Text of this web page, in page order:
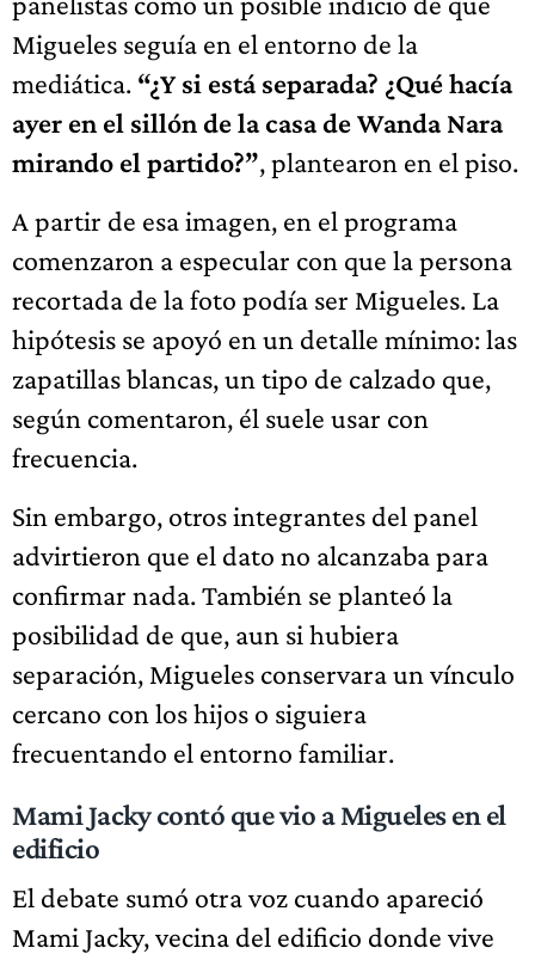
Migueles seguía en el entorno de la
mediática. “¿Y si está separada? ¿Qué hacía
ayer en el sillón de la casa de Wanda Nara
mirando el partido?”, plantearon en el piso.
A partir de esa imagen, en el programa
comenzaron a especular con que la persona
recortada de la foto podía ser Migueles. La
hipótesis se apoyó en un detalle mínimo: las
zapatillas blancas, un tipo de calzado que,
según comentaron, él suele usar con
frecuencia.
Sin embargo, otros integrantes del panel
advirtieron que el dato no alcanzaba para
confirmar nada. También se planteó la
posibilidad de que, aun si hubiera
separación, Migueles conservara un vínculo
cercano con los hijos o siguiera
frecuentando el entorno familiar.
Mami Jacky contó que vio a Migueles en el
edificio
El debate sumó otra voz cuando apareció
Mami Jacky, vecina del edificio donde vive